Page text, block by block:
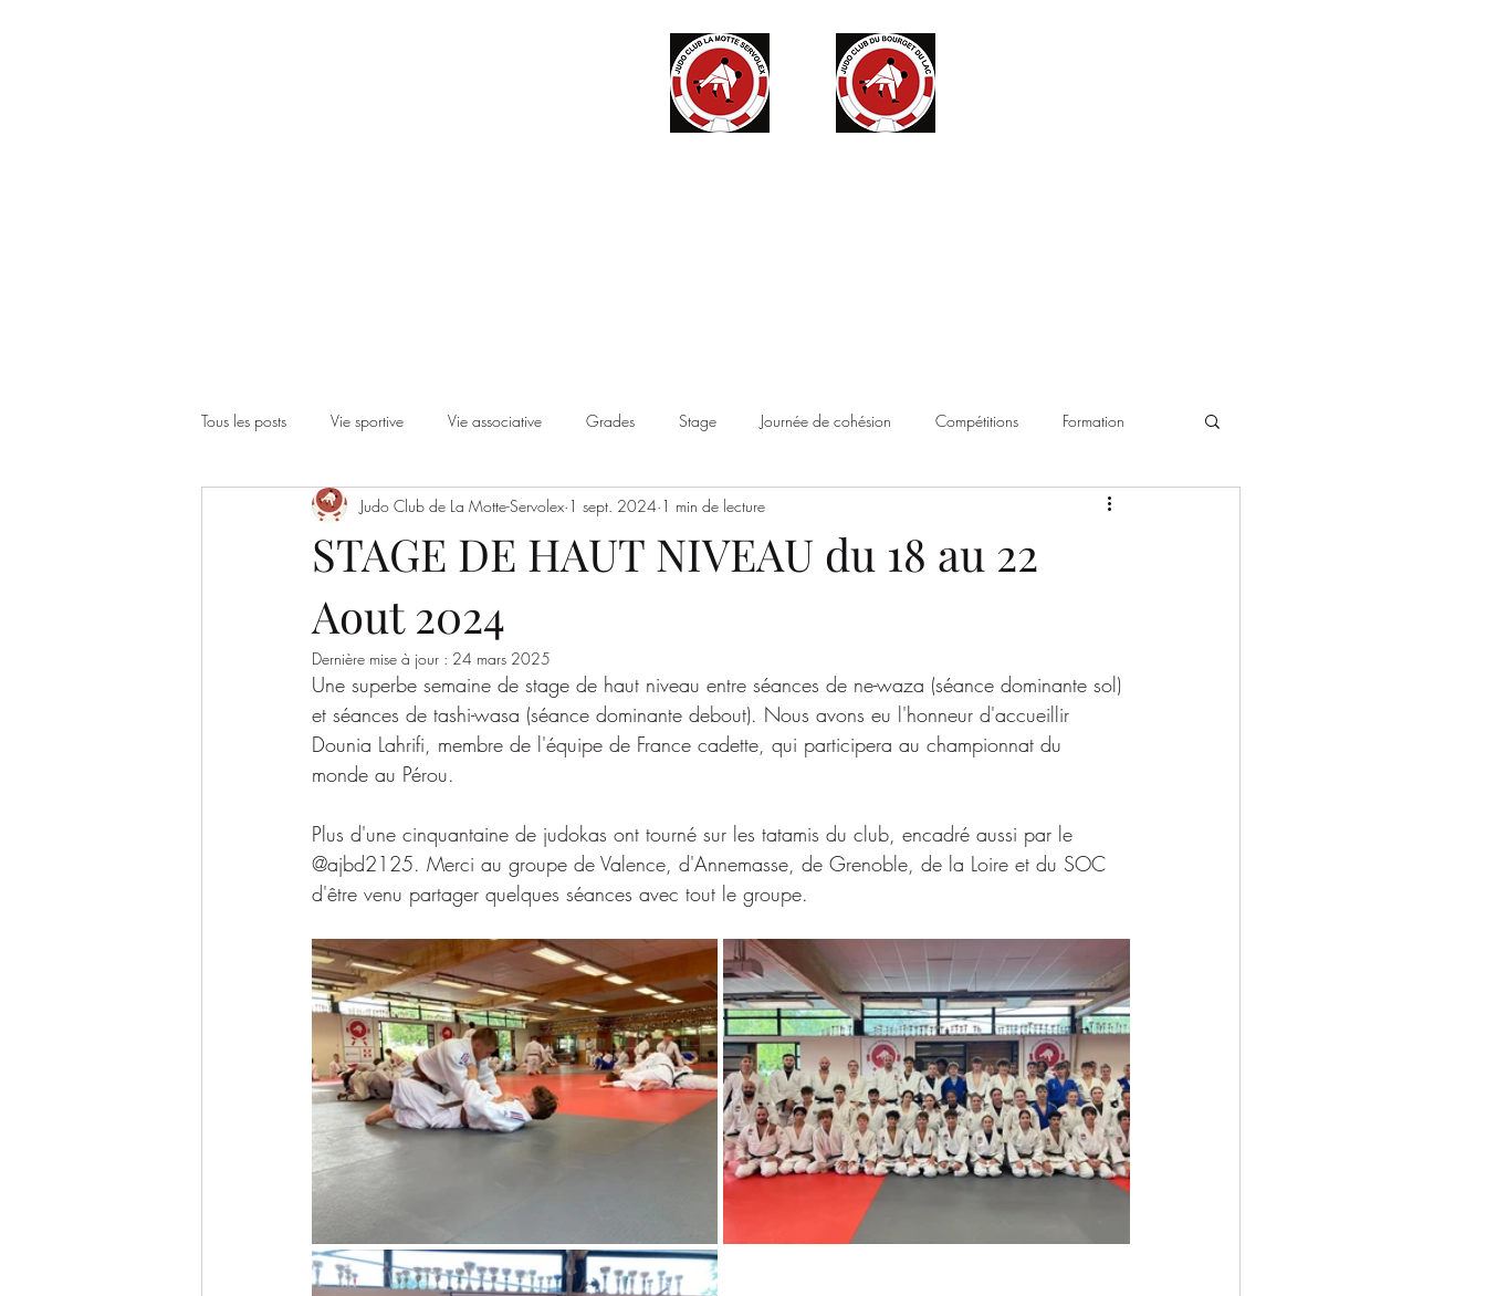
Tous les posts Vie sportive Vie associative Grades Stage Journée de cohésion Compétitions Formation
Evènement Saison 2022/2023 Entrainements Saison 2023/2024
SAISON 2026-2027
STAGE DE HAUT NIVEAU du 18 au 22
Aout 2024
Judo Club de La Motte-Servolex 1 sept. 2024 1 min de lecture
Dernière mise à jour : 24 mars 2025
Une superbe semaine de stage de haut niveau entre séances de ne-waza (séance dominante sol)
et séances de tashi-wasa (séance dominante debout). Nous avons eu l'honneur d'accueillir
Dounia Lahrifi, membre de l'équipe de France cadette, qui participera au championnat du
monde au Pérou.
Plus d'une cinquantaine de judokas ont tourné sur les tatamis du club, encadré aussi par le
@ajbd2125. Merci au groupe de Valence, d'Annemasse, de Grenoble, de la Loire et du SOC
d'être venu partager quelques séances avec tout le groupe.